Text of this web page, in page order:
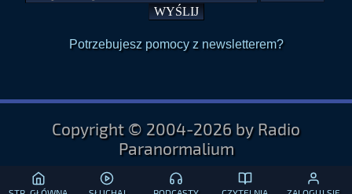
Potrzebujesz pomocy z newsletterem?
Copyright © 2004-2026 by Radio
Paranormalium